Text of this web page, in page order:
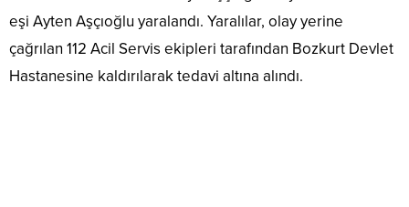
eşi Ayten Aşçıoğlu yaralandı. Yaralılar, olay yerine
çağrılan 112 Acil Servis ekipleri tarafından Bozkurt Devlet
Hastanesine kaldırılarak tedavi altına alındı.